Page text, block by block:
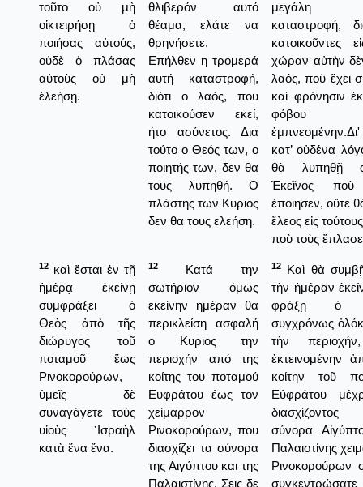
τοῦτο οὐ μὴ
οἱκτειρήσῃ ὁ
ποιήσας αὐτούς,
οὐδὲ ὁ πλάσας
αὐτοὺς οὐ μὴ
ἐλεήσῃ.
θλιβερόν αυτό
θέαμα, ελάτε να
θρηνήσετε.
Επήλθεν η τρομερά
αυτή καταστροφή,
διότι ο λαός, που
κατοικούσεν εκεί,
ήτο ασύνετος. Δια
τούτο ο Θεός των, ο
ποιητής των, δεν θα
τους λυπηθή. Ο
πλάστης των Κυριος
δεν θα τους ελεήση.
μεγάλη
καταστροφή,
κατοικοῦντες
χώραν αὐτὴν
λαός, ποὺ ἔχει
καὶ φρόνησιν
φόβου
κατ’ οὐδένα
θὰ λυπηθῇ
Ἐκεῖνος ποὺ
ἐποίησεν, οὔτε
ἔλεος εἰς
ποὺ τοὺς
12 καὶ ἔσται ἐν τῇ
ἡμέρᾳ ἐκείνῃ
συμφράξει ὁ
Θεὸς ἀπὸ τῆς
διώρυγος τοῦ
ποταμοῦ ἕως
Ρινοκορούρων,
ὑμεῖς δὲ
συναγάγετε τοὺς
υἱοὺς ᾿Ισραὴλ
κατὰ ἕνα ἕνα.
12
Κατά την
σωτήριον όμως
εκείνην ημέραν θα
περικλείση ασφαλή
ο Κυριος την
περιοχήν από της
κοίτης του ποταμού
Ευφράτου έως τον
χείμαρρον
Ρινοκορούρων, που
διασχίζει τα σύνορα
της Αιγύπτου και της
Παλαιστίνης. Σεις δε
12
Καὶ θὰ
τὴν ἡμέραν
φράξῃ ὁ
συγχρόνως
τὴν
ἐκτεινομένην
κοίτην τοῦ
Εὐφράτου
σύνορα
Παλαιστίνης
Ρινοκορούρων